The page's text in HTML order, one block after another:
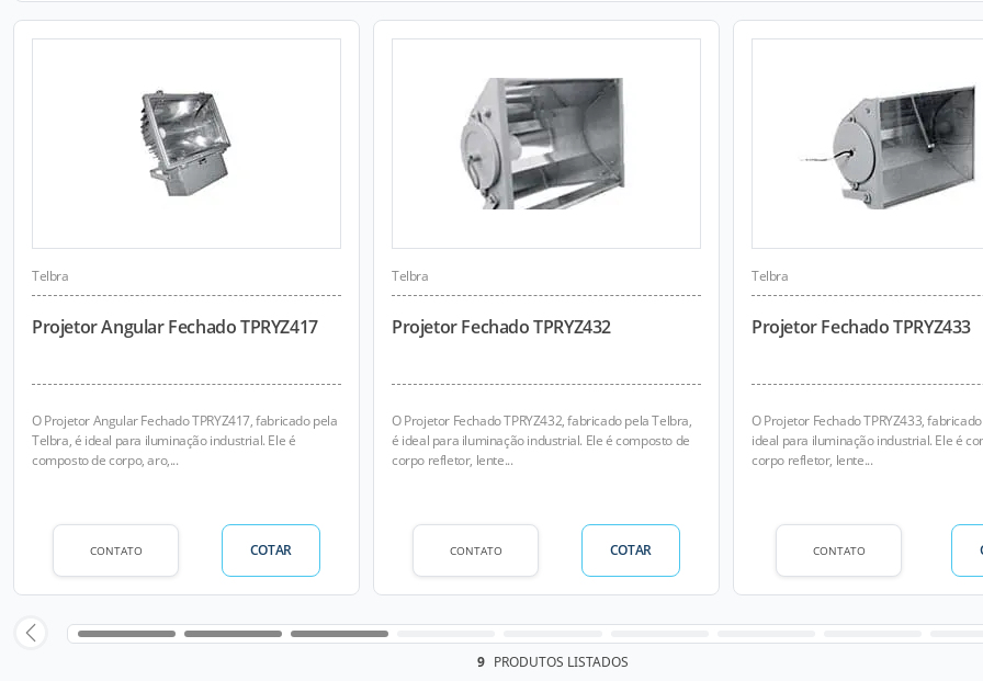
Telbra
Projetor Angular Fechado TPRYZ417
O Projetor Angular Fechado TPRYZ417, fabricado pela
Telbra, é ideal para iluminação industrial. Ele é
composto de corpo, aro,...
CONTATO COTAR
Telbra
Projetor Fechado TPRYZ432
O Projetor Fechado TPRYZ432, fabricado pela Telbra,
é ideal para iluminação industrial. Ele é composto de
corpo refletor, lente...
CONTATO COTAR
Telbra
Projetor Fechado TPRYZ433
O Projetor Fechado TPRYZ433,
ideal para iluminação industrial. Ele é
corpo refletor, lente...
CONTATO
9 PRODUTOS LISTADOS